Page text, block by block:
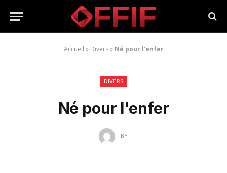
Accueil » Divers» Né pour l'enfer
DIVERS
Né pour l'enfer
BY